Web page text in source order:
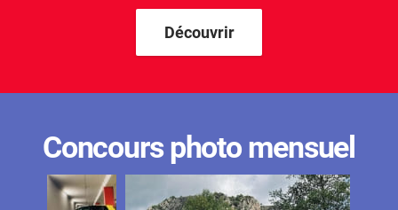
Lada
Land Rover
Découvrir
Concours photo mensuel